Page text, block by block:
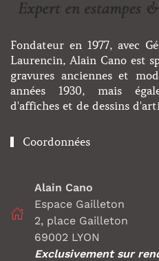
Fondateur en 1977, avec
Laurencin, Alain Cano est
gravures anciennes et
années 1930, mais
d'affiches et de dessins
Coordonnées
Alain Cano
Espace Gailleton
2, place Gailleton
69002 LYON
Exclusivement sur